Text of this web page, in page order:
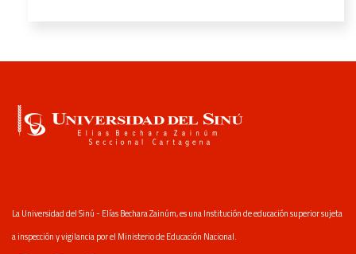
La Universidad del Sinú - Elías Bechara Zainúm, es una Institución de educación superior sujeta
a inspección y vigilancia por el Ministerio de Educación Nacional.